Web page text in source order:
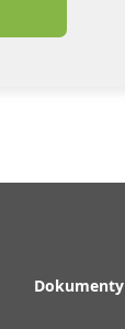
Dokumenty